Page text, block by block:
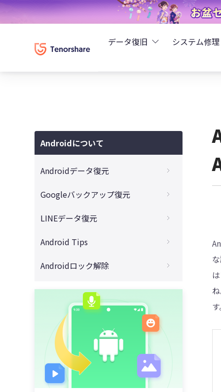
データ復旧
UltData - LINEデータ
UltData - WhatsApp
4DDiG - Windowsデー
4DDiG - Macデータ復元
4DDiG - 動画修復
システム修理
Androidについて
Androidデータ復元
【完全削除】Android写真復元アプリ
消えたAndroid電話帳の復元
バックアップなしでAndroid動画の復元
壊れたAndroidからデータを取り出す
消したAndroidの着信履歴を見る方法
削除されたAndroidゲームデータの復元
Androidスマホで削除された録音の復元
削除されたSMSメッセージの復元
Googleバックアップ復元
Googleフォトのゴミ箱からデータの復元
Googleフォトで60日以上前の写真を復元
機種変更で消えたGoogleカレンダーの復
バックアップしたGoogleフォトを戻す
Googleで消えた電話帳を復元する方法
【UltData for Android】 安全性
LINEデータ復元
Androidで保存期間が過ぎたLINE写真の復
Androidから保存期間が過ぎた動画の復元
期限切れたLINEファイルの復元
LINEで送信取消したメッセージを復元
【無料版】UltData for Androidの使い方
Android Tips
削除したAndroidアプリを元に戻す
Androidキャッシュの削除
【Mac↔Android】ファイル転送
AndroidのSDカードに移動する方法
Androidロック解除
FRPロックを解除する方法
Googleアシスタントがうざい！
Androidパターンロックを解除
Androidのpinコードが忘れた時の対策
Androidパターンロックを強制解除